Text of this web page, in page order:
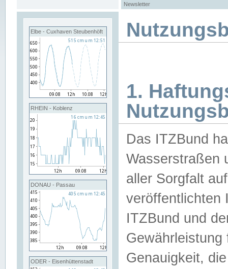
Newsletter
Elbe - Cuxhaven Steubenhöft
RHEIN - Koblenz
DONAU - Passau
ODER - Eisenhüttenstadt
1.
Das ITZBund
Wasserstraßen
aller Sorgfalt
veröffentlichten
ITZBund und
Genauigkeit,